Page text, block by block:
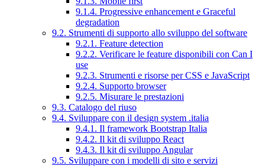
9.1.4. Progressive enhancement e Graceful
degradation
9.2. Strumenti di supporto allo sviluppo del software
9.2.1. Feature detection
9.2.2. Verificare le feature disponibili con Can I
use
9.2.3. Strumenti e risorse per CSS e JavaScript
9.2.4. Supporto browser
9.2.5. Misurare le prestazioni
9.3. Catalogo del riuso
9.4. Sviluppare con il design system .italia
9.4.1. Il framework Bootstrap Italia
9.4.2. Il kit di sviluppo React
9.4.3. Il kit di sviluppo Angular
9.5. Sviluppare con i modelli di sito e servizi